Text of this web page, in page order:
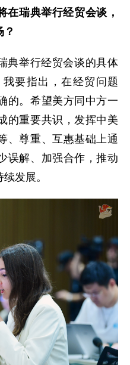
在瑞典举行经贸会谈，
典举行经贸会谈的具体
要指出，在经贸问题
的。希望美方同中方一
的重要共识，发挥中美
、尊重、互惠基础上通
误解、加强合作，推动
发展。